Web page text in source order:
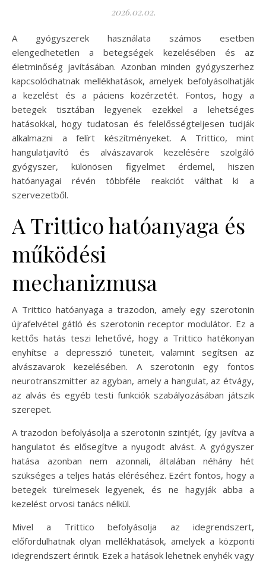
2026.02.02.
A gyógyszerek használata számos esetben
elengedhetetlen a betegségek kezelésében és az
életminőség javításában. Azonban minden gyógyszerhez
kapcsolódhatnak mellékhatások, amelyek befolyásolhatják
a kezelést és a páciens közérzetét. Fontos, hogy a
betegek tisztában legyenek ezekkel a lehetséges
hatásokkal, hogy tudatosan és felelősségteljesen tudják
alkalmazni a felírt készítményeket. A Trittico, mint
hangulatjavító és alvászavarok kezelésére szolgáló
gyógyszer, különösen figyelmet érdemel, hiszen
hatóanyagai révén többféle reakciót válthat ki a
szervezetből.
A Trittico hatóanyaga és
működési
mechanizmusa
A Trittico hatóanyaga a trazodon, amely egy szerotonin
újrafelvétel gátló és szerotonin receptor modulátor. Ez a
kettős hatás teszi lehetővé, hogy a Trittico hatékonyan
enyhítse a depresszió tüneteit, valamint segítsen az
alvászavarok kezelésében. A szerotonin egy fontos
neurotranszmitter az agyban, amely a hangulat, az étvágy,
az alvás és egyéb testi funkciók szabályozásában játszik
szerepet.
A trazodon befolyásolja a szerotonin szintjét, így javítva a
hangulatot és elősegítve a nyugodt alvást. A gyógyszer
hatása azonban nem azonnali, általában néhány hét
szükséges a teljes hatás eléréséhez. Ezért fontos, hogy a
betegek türelmesek legyenek, és ne hagyják abba a
kezelést orvosi tanács nélkül.
Mivel a Trittico befolyásolja az idegrendszert,
előfordulhatnak olyan mellékhatások, amelyek a központi
idegrendszert érintik. Ezek a hatások lehetnek enyhék vagy